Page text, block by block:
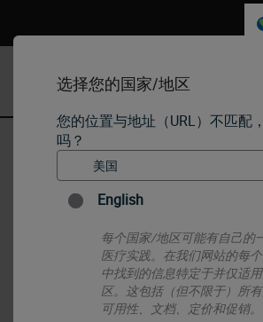
选择您的国家/地区
您的位置与地址（URL）不匹配
吗？
English
每个国家/地区可能有自己的
医疗实践。在我们网站的每
中找到的信息特定于并仅适
区。这包括（但不限于）所
可用性、文档、定价和促销。
IHC & ISH •
Manual Ancillaries - molecular - Counterstains